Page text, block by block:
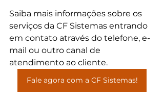
Saiba mais informações sobre os
serviços da CF Sistemas entrando
em contato através do telefone, e-
mail ou outro canal de
atendimento ao cliente.
Fale agora com a CF Sistemas!